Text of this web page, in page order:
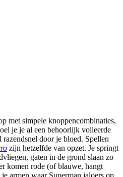
met simpele knoppencombinaties,
je je al een behoorlijk volleerde
razendsnel door je bloed. Spellen
zijn hetzelfde van opzet. Je springt
gaten in de grond slaan zo
komen rode (of blauwe, hangt